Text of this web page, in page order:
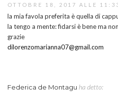
OTTOBRE 18, 2017 ALLE
la mia favola preferita è quella di
la tengo a mente: fidarsi è bene ma
grazie
dilorenzomarianna07@gmail.com
Federica de Montagu ha detto: